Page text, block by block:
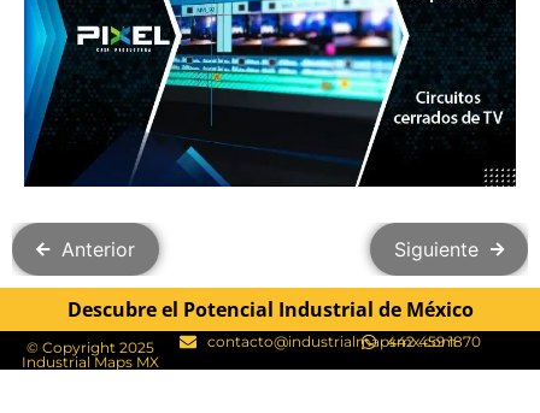
Anterior Siguiente
Descubre el Potencial Industrial de México
© Copyright 2025
Industrial Maps MX​
contacto@industrialmapsmx.com
442 459 1870